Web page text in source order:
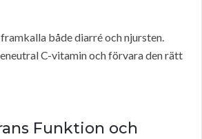
både diarré och njursten.
C-vitamin och förvara den rätt
Funktion och